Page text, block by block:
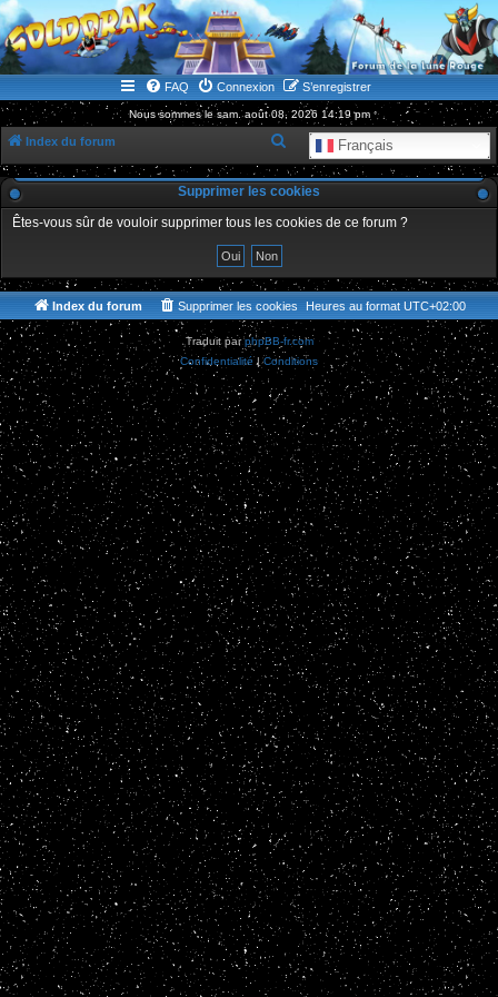
WWW.GOLDORAKGO.COM
le site de la Lune Rouge
FAQ Connexion S’enregistrer
Nous sommes le sam. août 08, 2026 14:19 pm
Index du forum Français
e
c
h
h
e
r
Supprimer les cookies
Êtes-vous sûr de vouloir supprimer tous les cookies de ce forum ?
Index du forum Heures au format UTC+02:00
Supprimer les cookies
Traduit parphpBB-fr.com
Confidentialité|Conditions